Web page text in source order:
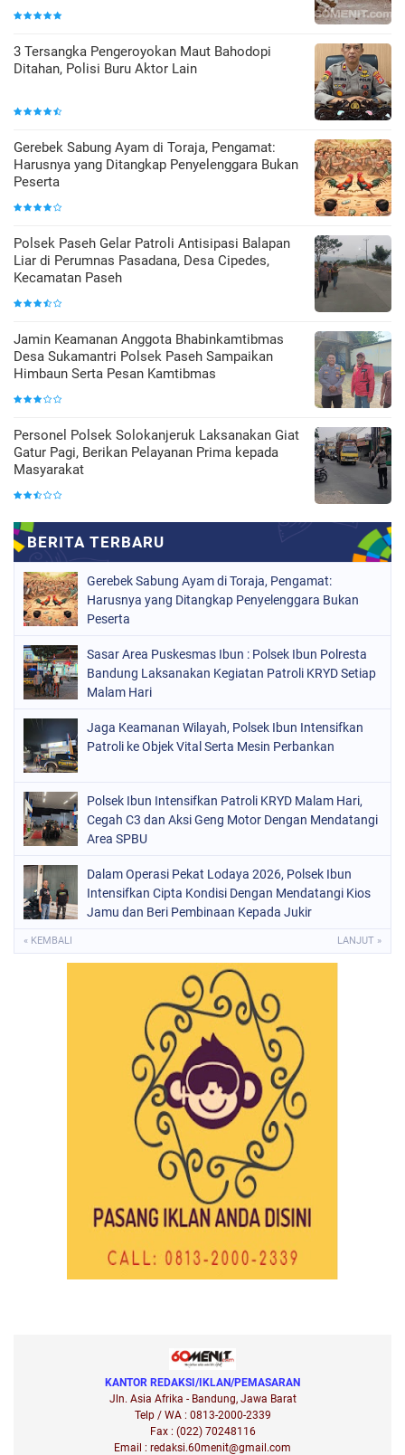
3 Tersangka Pengeroyokan Maut Bahodopi
Ditahan, Polisi Buru Aktor Lain
Gerebek Sabung Ayam di Toraja, Pengamat:
Harusnya yang Ditangkap Penyelenggara Bukan
Peserta
Polsek Paseh Gelar Patroli Antisipasi Balapan
Liar di Perumnas Pasadana, Desa Cipedes,
Kecamatan Paseh
Jamin Keamanan Anggota Bhabinkamtibmas
Desa Sukamantri Polsek Paseh Sampaikan
Himbaun Serta Pesan Kamtibmas
Personel Polsek Solokanjeruk Laksanakan Giat
Gatur Pagi, Berikan Pelayanan Prima kepada
Masyarakat
Gerebek Sabung Ayam di Toraja, Pengamat:
Harusnya yang Ditangkap Penyelenggara Bukan
Peserta
Sasar Area Puskesmas Ibun : Polsek Ibun Polresta
Bandung Laksanakan Kegiatan Patroli KRYD Setiap
Malam Hari
Jaga Keamanan Wilayah, Polsek Ibun Intensifkan
Patroli ke Objek Vital Serta Mesin Perbankan
Polsek Ibun Intensifkan Patroli KRYD Malam Hari,
Cegah C3 dan Aksi Geng Motor Dengan Mendatangi
Area SPBU
Dalam Operasi Pekat Lodaya 2026, Polsek Ibun
Intensifkan Cipta Kondisi Dengan Mendatangi Kios
Jamu dan Beri Pembinaan Kepada Jukir
« KEMBALI LANJUT »
KANTOR REDAKSI/IKLAN/PEMASARAN
Jln. Asia Afrika - Bandung, Jawa Barat
Telp / WA : 0813-2000-2339
Fax : (022) 70248116
Email : redaksi.60menit@gmail.com